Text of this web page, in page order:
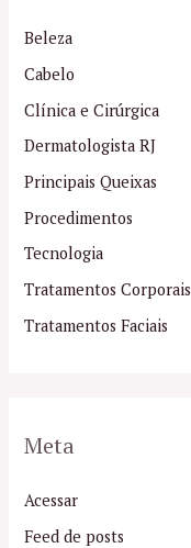
Beleza
Cabelo
Clínica e Cirúrgica
Dermatologista RJ
Principais Queixas
Procedimentos
Tecnologia
Tratamentos Corporais
Tratamentos Faciais
Meta
Acessar
Feed de posts